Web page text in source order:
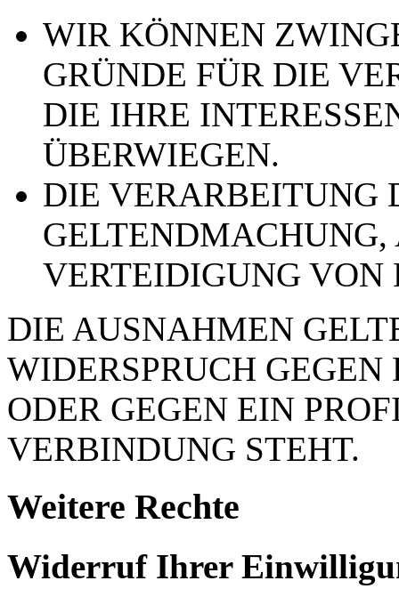
WIR KÖNNEN
GRÜNDE FÜR DIE
DIE IHRE
ÜBERWIEGEN.
DIE VERARBEITUNG
VERTEIDIGUNG VON
DIE AUSNAHMEN
WIDERSPRUCH
ODER GEGEN EIN
VERBINDUNG STEHT.
Weitere Rechte
Widerruf Ihrer